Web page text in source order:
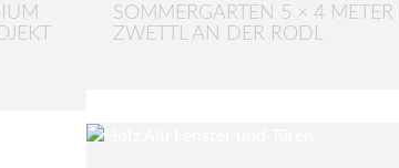
SOMMERGARTEN 5 × 4 METER
ZWETTL AN DER RODL